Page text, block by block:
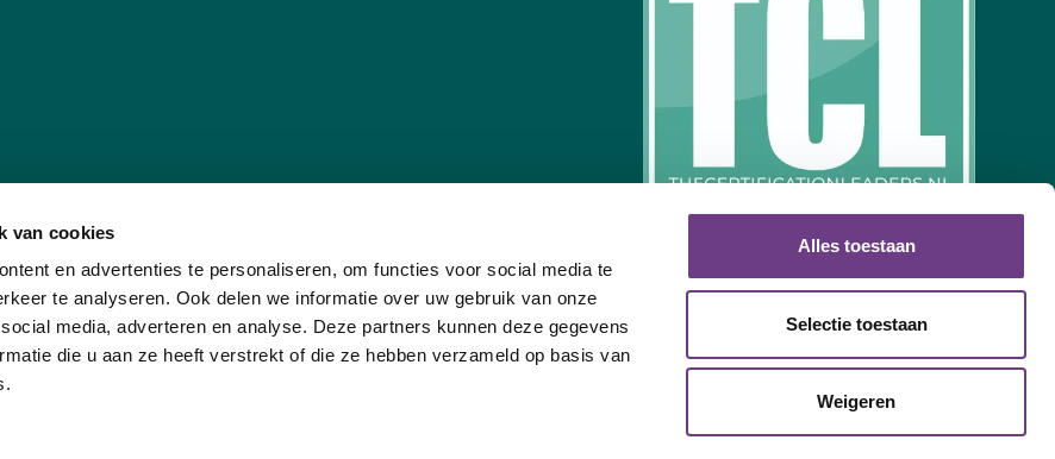
van cookies
en advertenties te personaliseren, om functies voor social media te
te analyseren. Ook delen we informatie over uw gebruik van onze
media, adverteren en analyse. Deze partners kunnen deze gegevens
die u aan ze heeft verstrekt of die ze hebben verzameld op basis van
Alles toestaan
Selectie toestaan
Weigeren